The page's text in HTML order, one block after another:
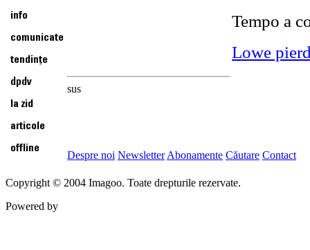
Tempo a
Lowe
sus
Despre noi Newsletter Abonamente Căutare Contact
Copyright © 2004 Imagoo. Toate drepturile rezervate.
Powered by